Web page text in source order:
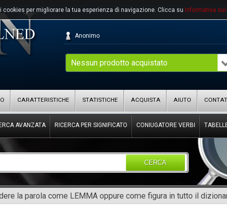
per migliorare la tua esperienza di navigazione. Clicca su Informativa
Nessun prodotto acquistato
Anonimo
CARATTERISTICHE STATISTICHE ACQUISTA AIUTO
AVANZATA RICERCA PER SIGNIFICATO CONIUGATORE VERBI
CERCA
la parola come LEMMA oppure come figura in tutto il